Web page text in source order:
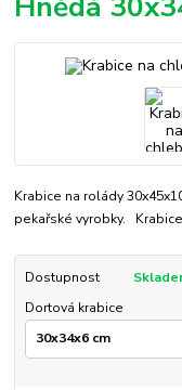
Krabice na rolády
pekařské vyrobky.
Dostupnost
Dortová krabice